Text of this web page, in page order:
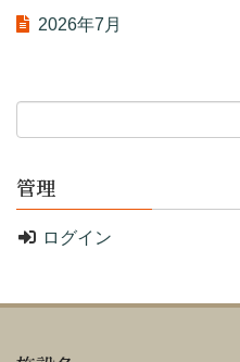
2026年7月
管理
ログイン